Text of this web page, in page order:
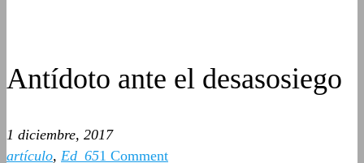
Antídoto ante el desasosiego
1 diciembre, 2017
artículo, Ed_651 Comment